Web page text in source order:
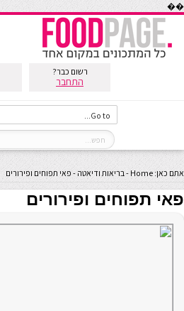
��
רשום כבר?
התחבר
אתם כאן: Home
-בריאות ודיאטה - פאי תפוחים ופירורים
פאי תפוחים ופירורים